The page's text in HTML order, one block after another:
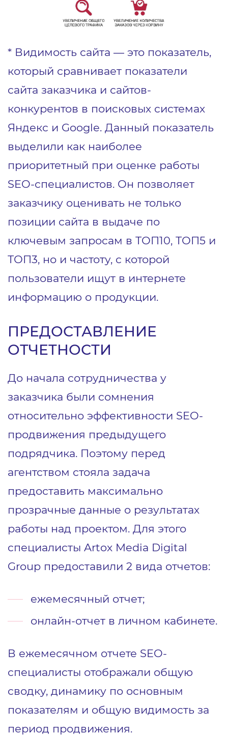
* Видимость сайта — это показатель,
который сравнивает показатели
сайта заказчика и сайтов-
конкурентов в поисковых системах
Яндекс и Google. Данный показатель
выделили как наиболее
приоритетный при оценке работы
SEO-специалистов. Он позволяет
заказчику оценивать не только
позиции сайта в выдаче по
ключевым запросам в ТОП10, ТОП5 и
ТОП3, но и частоту, с которой
пользователи ищут в интернете
информацию о продукции.
ПРЕДОСТАВЛЕНИЕ
ОТЧЕТНОСТИ
До начала сотрудничества у
заказчика были сомнения
относительно эффективности SEO-
продвижения предыдущего
подрядчика. Поэтому перед
агентством стояла задача
предоставить максимально
прозрачные данные о результатах
работы над проектом. Для этого
специалисты Artox Media Digital
Group предоставили 2 вида отчетов:
ежемесячный отчет;
онлайн-отчет в личном кабинете.
В ежемесячном отчете SEO-
специалисты отображали общую
сводку, динамику по основным
показателям и общую видимость за
период продвижения.